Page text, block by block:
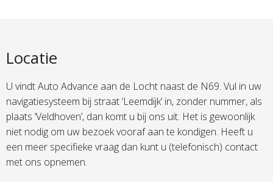
Locatie
U vindt Auto Advance aan de Locht naast de N69. Vul in uw
navigatiesysteem bij straat ‘Leemdijk’ in, zonder nummer, als
plaats ‘Veldhoven’, dan komt u bij ons uit. Het is gewoonlijk
niet nodig om uw bezoek vooraf aan te kondigen. Heeft u
een meer specifieke vraag dan kunt u (telefonisch) contact
met ons opnemen.